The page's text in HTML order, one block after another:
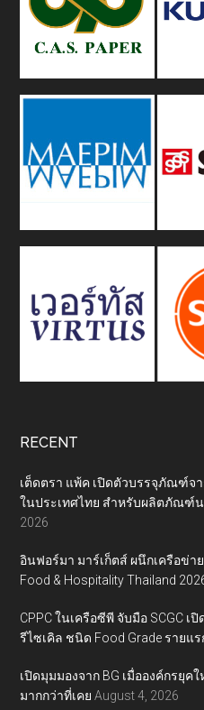
RECENT
เต็ดตรา แพ้ค เปิดตัวบรรจุภัณฑ์จ
ในประเทศไทย สำหรับผลิตภัณฑ์
2026
อินฟอร์มา มาร์เก็ตส์ ผนึกเครือข่า
Food & Hospitality Thailand
CPPC ในเครือซีพี จับมือ SCGC
รีไซเคิล ชนิด Food Grade รายแ
เปิดมุมมองจาก BG เมื่อองค์กรยุค
มากกว่าที่เคย August 4, 2026